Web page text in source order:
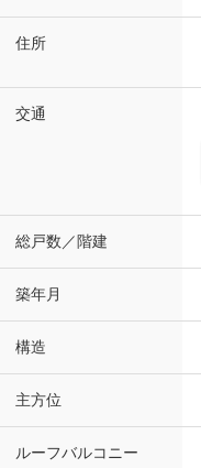
住所
交通
総戸数／階建
築年月
構造
主方位
ルーフバルコニー